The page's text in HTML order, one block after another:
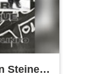
Steine